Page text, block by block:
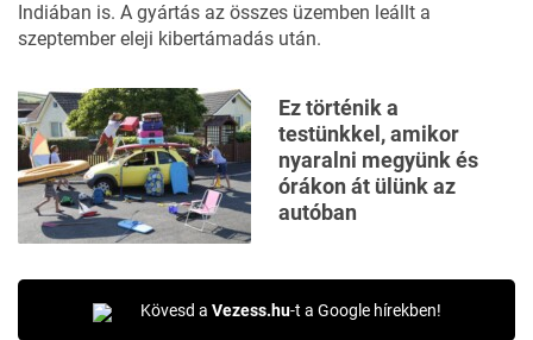
Indiában is. A gyártás az összes üzemben leállt a
szeptember eleji kibertámadás után.
Ez történik a
testünkkel, amikor
nyaralni megyünk és
órákon át ülünk az
autóban
Kövesd a Vezess.hu-t a Google hírekben!